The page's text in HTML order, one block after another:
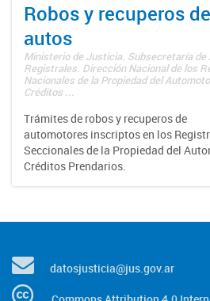
Robos y recuperos de
autos
Ministerio de Justicia. Subsecretaría de
Registrales. Dirección Nacional de los
Nacionales de la Propiedad del
Créditos ...
Trámites de robos y recuperos de
automotores inscriptos en los
Seccionales de la Propiedad del
Créditos Prendarios.
datosjusticia@jus.gov.ar